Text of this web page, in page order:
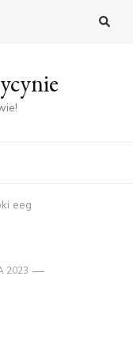
eeg
2023